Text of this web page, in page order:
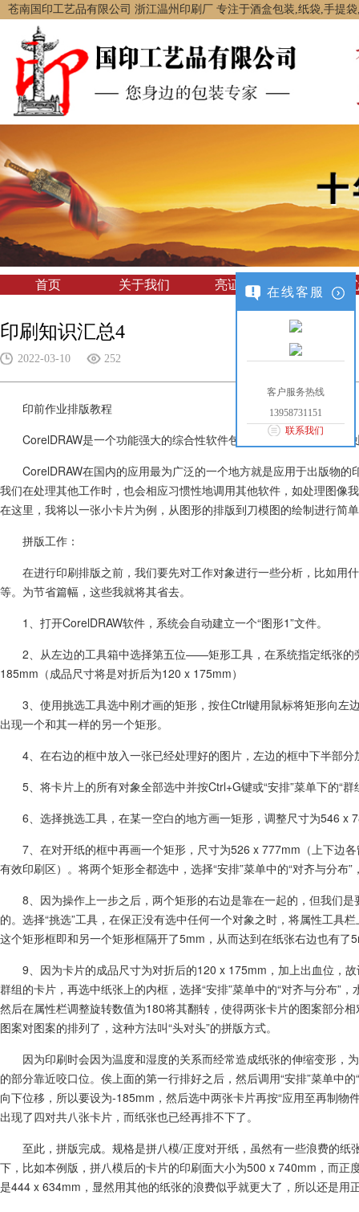
苍南国印工艺品有限公司 浙江温州印刷厂 专注于酒盒包装,纸袋,手提
首页 关于我们 亮证经营 产品中
印刷知识汇总4
2022-03-10 252
印前作业排版教程
CorelDRAW是一个功能强大的综合性软件包，具有图形绘制、图
CorelDRAW在国内的应用最为广泛的一个地方就是应用于出版物
我们在处理其他工作时，也会相应习惯性地调用其他软件，如处理图
在这里，我将以一张小卡片为例，从图形的排版到刀模图的绘制进行简
拼版工作：
在进行印刷排版之前，我们要先对工作对象进行一些分析，比如用
等。为节省篇幅，这些我就将其省去。
1、打开CorelDRAW软件，系统会自动建立一个“图形1”文件。
2、从左边的工具箱中选择第五位——矩形工具，在系统指定纸张
185mm（成品尺寸将是对折后为120 x 175mm）
3、使用挑选工具选中刚才画的矩形，按住Ctrl键用鼠标将矩形向
出现一个和其一样的另一个矩形。
4、在右边的框中放入一张已经处理好的图片，左边的框中下半部
5、将卡片上的所有对象全部选中并按Ctrl+G键或“安排”菜单下的“
6、选择挑选工具，在某一空白的地方画一矩形，调整尺寸为546 x
7、在对开纸的框中再画一个矩形，尺寸为526 x 777mm（上下边
有效印刷区）。将两个矩形全都选中，选择“安排”菜单中的“对齐与分布
8、因为操作上一步之后，两个矩形的右边是靠在一起的，但我们
的。选择“挑选”工具，在保正没有选中任何一个对象之时，将属性工
这个矩形框即和另一个矩形框隔开了5mm，从而达到在纸张右边也有了
9、因为卡片的成品尺寸为对折后的120 x 175mm，加上出血位，
群组的卡片，再选中纸张上的内框，选择“安排”菜单中的“对齐与分布”
然后在属性栏调整旋转数值为180将其翻转，使得两张卡片的图案部分
图案对图案的排列了，这种方法叫“头对头”的拼版方式。
因为印刷时会因为温度和湿度的关系而经常造成纸张的伸缩变形，
的部分靠近咬口位。俟上面的第一行排好之后，然后调用“安排”菜单中
向下位移，所以要设为-185mm，然后选中两张卡片再按“应用至再制
出现了四对共八张卡片，而纸张也已经再排不下了。
至此，拼版完成。规格是拼八模/正度对开纸，虽然有一些浪费的
下，比如本例版，拼八模后的卡片的印刷面大小为500 x 740mm，而
是444 x 634mm，显然用其他的纸张的浪费似乎就更大了，所以还是用
在线客服
客户服务热线
13958731151
联系我们